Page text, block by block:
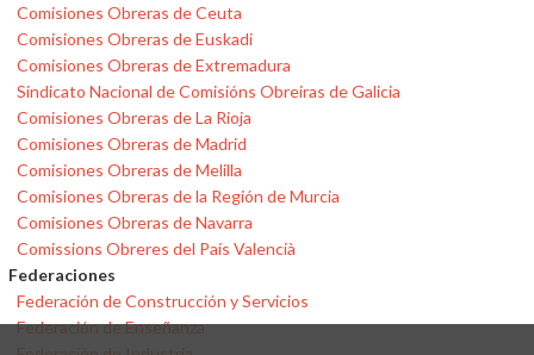
Comisiones Obreras de Ceuta
Comisiones Obreras de Euskadi
Comisiones Obreras de Extremadura
Sindicato Nacional de Comisións Obreiras de Galicia
Comisiones Obreras de La Rioja
Comisiones Obreras de Madrid
Comisiones Obreras de Melilla
Comisiones Obreras de la Región de Murcia
Comisiones Obreras de Navarra
Comissions Obreres del País Valencià
Federaciones
Federación de Construcción y Servicios
Federación de Enseñanza